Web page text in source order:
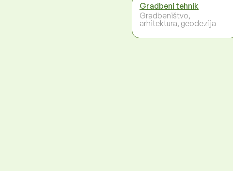
Gradbeni tehnik
Gradbeništvo,
arhitektura, geodezija